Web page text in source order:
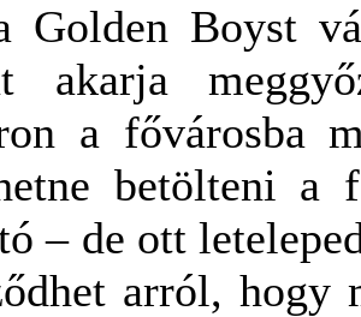
Golden Boyst
akarja
a fővárosba
betölteni a
– de ott
arról, hogy